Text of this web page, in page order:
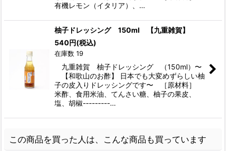
有機レモン（イタリア）、…
柚子ドレッシング 150ml 【九重雑賀】
540 円(税込)
在庫数 19
九重雑賀 柚子ドレッシング （150ml）〜
【和歌山のお酢】 日本でも大変めずらしい柚
子の皮入りドレッシングです〜 ［原材料］
米酢、食用米油、てんさい糖、柚子の果皮、
塩、胡椒---------…
この商品を買った人は、こんな商品も買っています